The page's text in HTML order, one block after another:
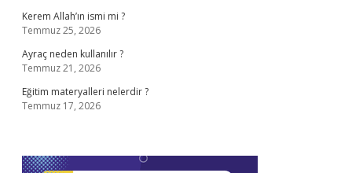
Kerem Allah’ın ismi mi ?
Temmuz 25, 2026
Ayraç neden kullanılır ?
Temmuz 21, 2026
Eğitim materyalleri nelerdir ?
Temmuz 17, 2026